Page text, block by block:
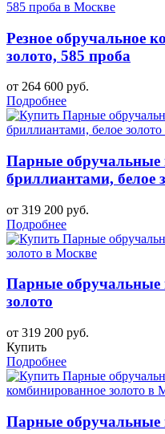
Резное обручальное
золото, 585 проба
от 264 600 руб.
Подробнее
Парные обручальные
бриллиантами, белое
от 319 200 руб.
Подробнее
Парные обручальные
золото
от 319 200 руб.
Купить
Подробнее
Парные обручальные